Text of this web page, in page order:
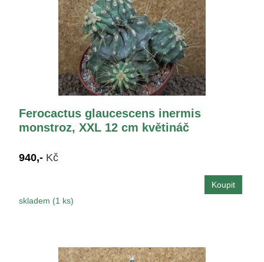
Ferocactus glaucescens inermis
monstroz, XXL 12 cm květináč
940,- Kč
skladem (1 ks)